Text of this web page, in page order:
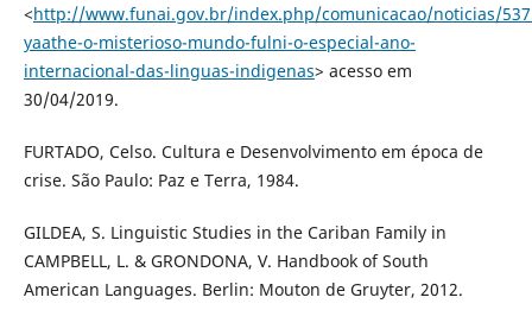
<http://www.funai.gov.br/index.php/comunicacao/noticias/
yaathe-o-misterioso-mundo-fulni-o-especial-ano-
internacional-das-linguas-indigenas> acesso em
30/04/2019.
FURTADO, Celso. Cultura e Desenvolvimento em época de
crise. São Paulo: Paz e Terra, 1984.
GILDEA, S. Linguistic Studies in the Cariban Family in
CAMPBELL, L. & GRONDONA, V. Handbook of South
American Languages. Berlin: Mouton de Gruyter, 2012.